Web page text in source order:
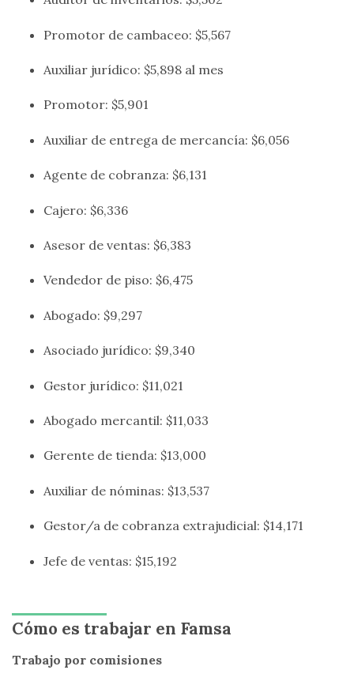
Promotor de cambaceo: $5,567
Auxiliar jurídico: $5,898 al mes
Promotor: $5,901
Auxiliar de entrega de mercancía: $6,056
Agente de cobranza: $6,131
Cajero: $6,336
Asesor de ventas: $6,383
Vendedor de piso: $6,475
Abogado: $9,297
Asociado jurídico: $9,340
Gestor jurídico: $11,021
Abogado mercantil: $11,033
Gerente de tienda: $13,000
Auxiliar de nóminas: $13,537
Gestor/a de cobranza extrajudicial: $14,171
Jefe de ventas: $15,192
Cómo es trabajar en Famsa
Trabajo por comisiones